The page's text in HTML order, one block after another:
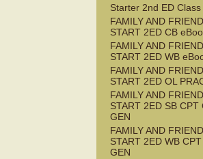
Starter 2nd ED
FAMILY AND
START 2ED CB
FAMILY AND
START 2ED WB
FAMILY AND
START 2ED OL
FAMILY AND
START 2ED SB CPT
GEN
FAMILY AND
START 2ED WB
GEN